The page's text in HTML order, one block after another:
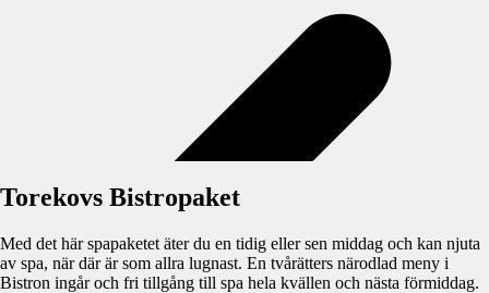
Torekovs Bistropaket
Med det här spapaketet äter du en tidig eller sen middag och kan njuta
av spa, när där är som allra lugnast. En tvårätters närodlad meny i
Bistron ingår och fri tillgång till spa hela kvällen och nästa förmiddag.